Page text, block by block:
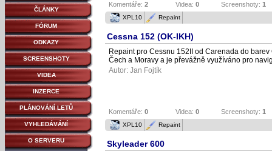
ČLÁNKY
FÓRUM
ODKAZY
SCREENSHOTY
VIDEA
INZERCE
PLÁNOVÁNÍ LETŮ
VYHLEDÁVÁNÍ
O SERVERU
Komentáře: 2 Videa: 0 Screenshoty: 1
XPL10 Repaint
Cessna 152 (OK-IKH)
Repaint pro Cessnu 152II od Carenada do
Čech a Moravy a je převážně využíváno pro
Autor: Jan Fojtík
Komentáře: 0 Videa: 0 Screenshoty: 1
XPL10 Repaint
Skyleader 600